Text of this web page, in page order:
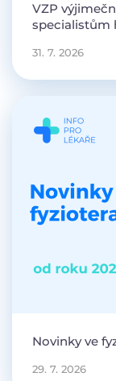
VZP
specialistům
31. 7. 2026
Novinky ve
29. 7. 2026